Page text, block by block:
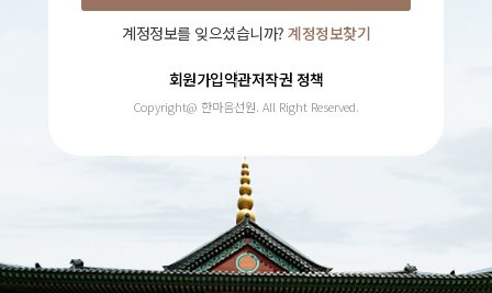
계정정보를 잊으셨습니까? 계정정보찾기
회원가입약관저작권 정책
Copyright@ 한마음선원. All Right Reserved.